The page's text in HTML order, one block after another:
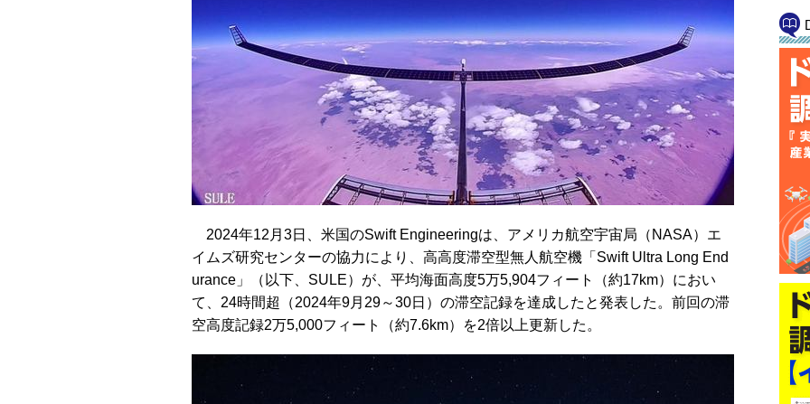
2024年12月3日、米国のSwift Engineeringは、アメリカ航空宇宙局（NASA）エ
イムズ研究センターの協力により、高高度滞空型無人航空機「Swift Ultra Long End
urance」（以下、SULE）が、平均海面高度5万5,904フィート（約17km）におい
て、24時間超（2024年9月29～30日）の滞空記録を達成したと発表した。前回の滞
空高度記録2万5,000フィート（約7.6km）を2倍以上更新した。